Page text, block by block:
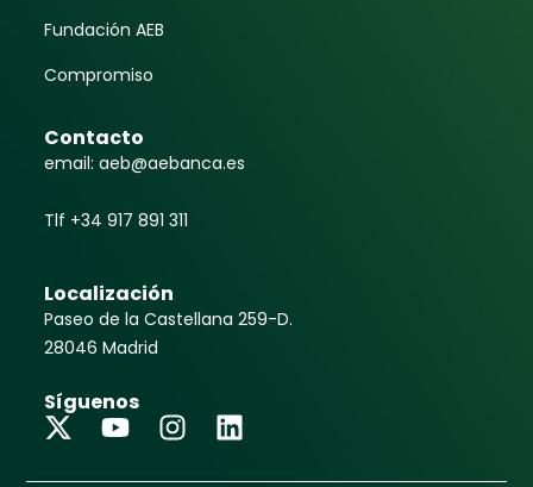
Fundación AEB
Compromiso
Contacto
email: aeb@aebanca.es
Tlf +34 917 891 311
Localización
Paseo de la Castellana 259-D.
28046 Madrid
Síguenos